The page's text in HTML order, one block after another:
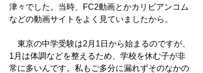
津々でした。当時、FC2動画とかカリビアンコム
などの動画サイトをよく見ていましたから。
東京の中学受験は2月1日から始まるのですが、
1月は体調などを整えるため、学校を休む子が非
常に多いんです。私もご多分に漏れずそのなかの